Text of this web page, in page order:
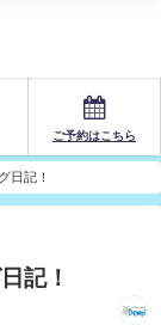
ご予約はこちら
日記！
記！